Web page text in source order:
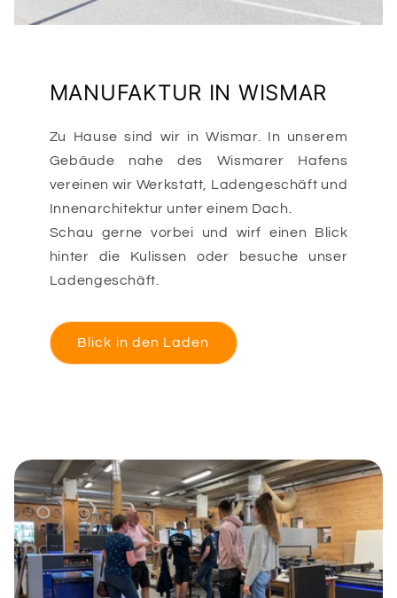
MANUFAKTUR IN WISMAR
Zu Hause sind wir in Wismar. In unserem
Gebäude nahe des Wismarer Hafens
vereinen wir Werkstatt, Ladengeschäft und
Innenarchitektur unter einem Dach.
Schau gerne vorbei und wirf einen Blick
hinter die Kulissen oder besuche unser
Ladengeschäft.
Blick in den Laden